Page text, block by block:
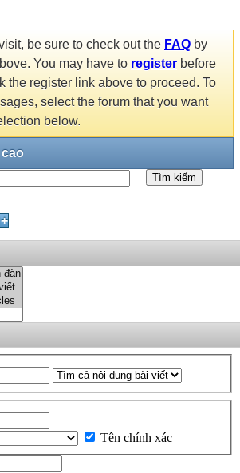
be sure to check out the FAQ by
You may have to register before
the register link above to proceed. To
select the forum that you want
below.
Tìm kiếm
Tên chính xác